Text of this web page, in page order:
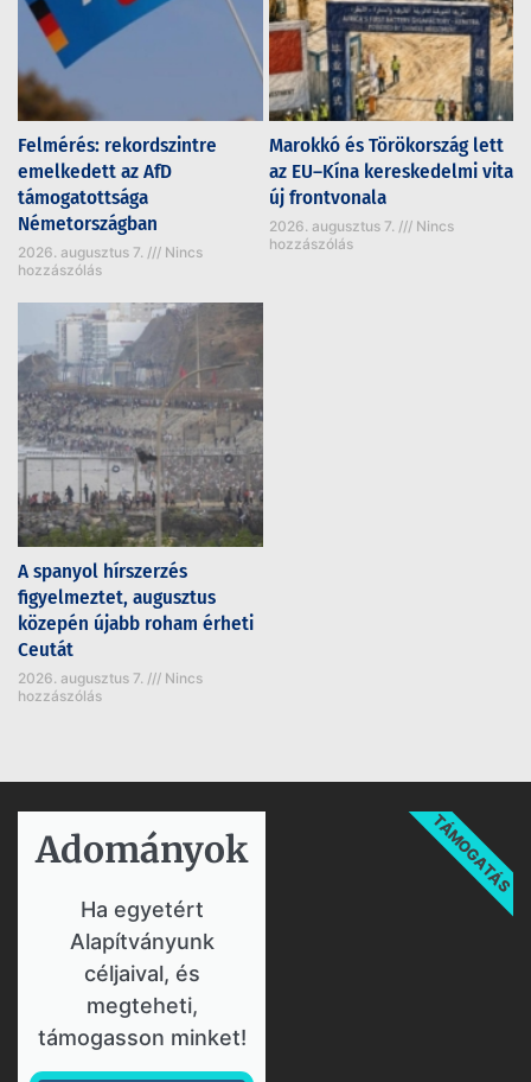
Felmérés: rekordszintre
emelkedett az AfD
támogatottsága
Németországban
2026. augusztus 7.
Nincs
hozzászólás
Marokkó és Törökország lett
az EU–Kína kereskedelmi vita
új frontvonala
2026. augusztus 7.
Nincs
hozzászólás
A spanyol hírszerzés
figyelmeztet, augusztus
közepén újabb roham érheti
Ceutát
2026. augusztus 7.
Nincs
hozzászólás
Adományok​
Ha egyetért
Alapítványunk
céljaival, és
megteheti,
támogasson minket!
TÁMOGATÁS